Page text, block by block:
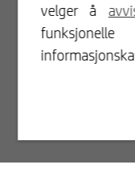
velger å